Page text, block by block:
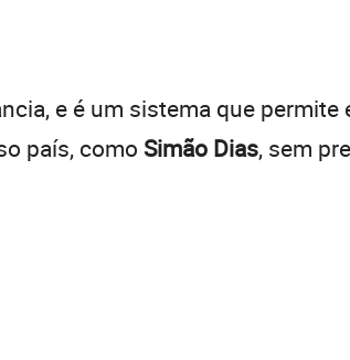
e é um sistema que
país, como Simão Dias, sem